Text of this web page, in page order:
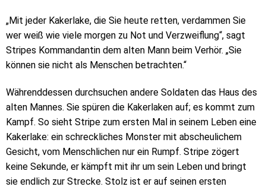
„Mit jeder Kakerlake, die Sie heute retten, verdammen Sie
wer weiß wie viele morgen zu Not und Verzweiflung“, sagt
Stripes Kommandantin dem alten Mann beim Verhör. „Sie
können sie nicht als Menschen betrachten.“
Währenddessen durchsuchen andere Soldaten das Haus des
alten Mannes. Sie spüren die Kakerlaken auf; es kommt zum
Kampf. So sieht Stripe zum ersten Mal in seinem Leben eine
Kakerlake: ein schreckliches Monster mit abscheulichem
Gesicht, vom Menschlichen nur ein Rumpf. Stripe zögert
keine Sekunde, er kämpft mit ihr um sein Leben und bringt
sie endlich zur Strecke. Stolz ist er auf seinen ersten